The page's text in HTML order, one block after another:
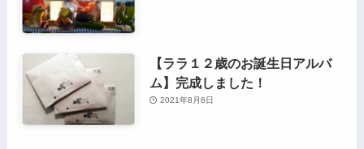
【ララ１２歳のお誕生日アルバ
ム】完成しました！
2021年8月6日